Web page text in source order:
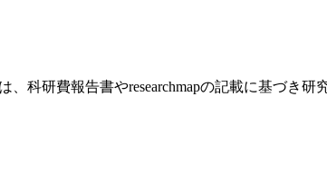
、科研費報告書やresearchmapの記載に基づき研